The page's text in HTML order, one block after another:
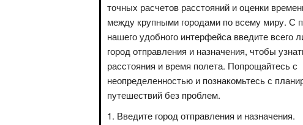
точных расчетов расстояний и оценки
между крупными городами по всему миру. С
нашего удобного интерфейса введите всего
город отправления и назначения, чтобы
расстояния и время полета. Попрощайтесь с
неопределенностью и познакомьтесь с
путешествий без проблем.
Введите город отправления и назначения.